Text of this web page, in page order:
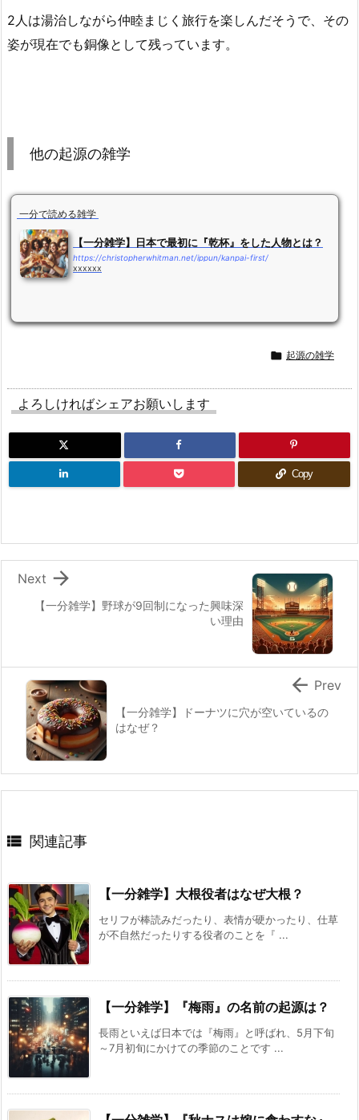
2人は湯治しながら仲睦まじく旅行を楽しんだそうで、その
姿が現在でも銅像として残っています。
他の起源の雑学
一分で読める雑学
【一分雑学】日本で最初に『乾杯』をした人物とは？
https://christopherwhitman.net/ippun/kanpai-first/
xxxxxx
 起源の雑学
よろしければシェアお願いします
Copy
【一分雑学】野球が9回制になった興味深
い理由

Next
【一分雑学】ドーナツに穴が空いているの
はなぜ？
 Prev
 関連記事
【一分雑学】大根役者はなぜ大根？
セリフが棒読みだったり、表情が硬かったり、仕草
が不自然だったりする役者のことを『 ...
【一分雑学】『梅雨』の名前の起源は？
長雨といえば日本では『梅雨』と呼ばれ、5月下旬
～7月初旬にかけての季節のことです ...